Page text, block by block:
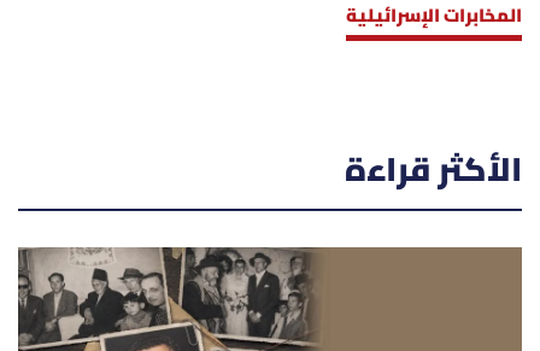
المخابرات الإسرائيلية
الأكثر قراءة